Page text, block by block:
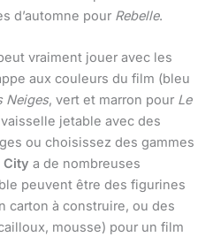
d’automne pour Rebelle.
vraiment jouer avec les
aux couleurs du film (bleu
Neiges, vert et marron pour Le
jetable avec des
ou choisissez des gammes
City a de nombreuses
peuvent être des figurines
carton à construire, ou des
mousse) pour un film